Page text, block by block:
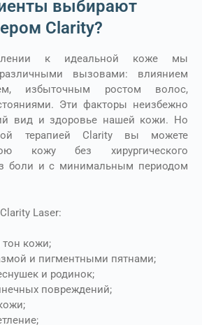
выбирают
Clarity?
к идеальной коже мы
вызовами: влиянием
избыточным ростом волос,
Эти факторы неизбежно
вид и здоровье нашей кожи. Но
терапией Clarity вы можете
кожу без хирургического
боли и с минимальным периодом
Laser:
кожи;
и пигментными пятнами;
и родинок;
повреждений;